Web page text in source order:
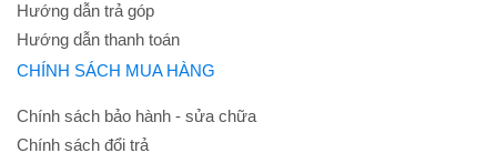
Hướng dẫn trả góp
Hướng dẫn thanh toán
CHÍNH SÁCH MUA HÀNG
Chính sách bảo hành - sửa chữa
Chính sách đổi trả